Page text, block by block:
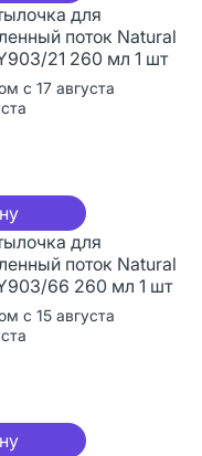
для
поток Natural
21 260 мл 1 шт
с 17 августа
для
поток Natural
66 260 мл 1 шт
с 15 августа